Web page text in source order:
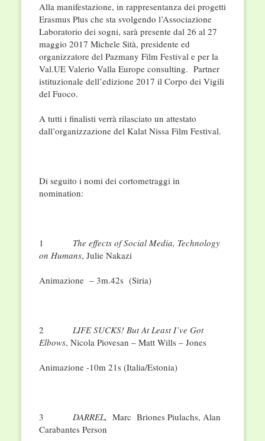
Alla manifestazione, in rappresentanza dei progetti
Erasmus Plus che sta svolgendo l’Associazione
Laboratorio dei sogni, sarà presente dal 26 al 27
maggio 2017 Michele Sità, presidente ed
organizzatore del Pazmany Film Festival e per la
Val.UE Valerio Valla Europe consulting. Partner
istituzionale dell’edizione 2017 il Corpo dei Vigili
del Fuoco.
A tutti i finalisti verrà rilasciato un attestato
dall’organizzazione del Kalat Nissa Film Festival.
Di seguito i nomi dei cortometraggi in
nomination:
1 The effects of Social Media, Technology
on Humans, Julie Nakazi
Animazione – 3m.42s (Siria)
2 LIFE SUCKS! But At Least I’ve Got
Elbows, Nicola Piovesan – Matt Wills – Jones
Animazione -10m 21s (Italia/Estonia)
3 DARREL, Marc Briones Piulachs, Alan
Carabantes Person